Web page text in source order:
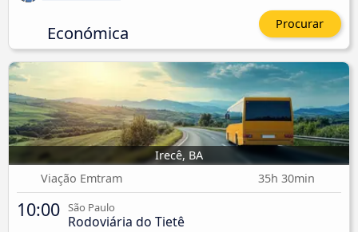
Económica Procurar
Irecê, BA
Viação Emtram
35h 30min
10:00 São Paulo
Rodoviária do Tietê